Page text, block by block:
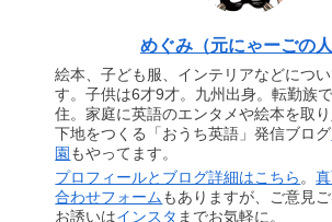
めぐみ（元にゃーごの人
絵本、子ども服、インテリアなどにつ
す。子供は6才9才。九州出身。転勤族
住。家庭に英語のエンタメや絵本を取
下地をつくる「おうち英語」発信ブログ
園 もやってます。
プロフィールとブログ詳細はこちら 。
合わせフォームもありますが、ご意見
お誘いはインスタ までお気軽に。